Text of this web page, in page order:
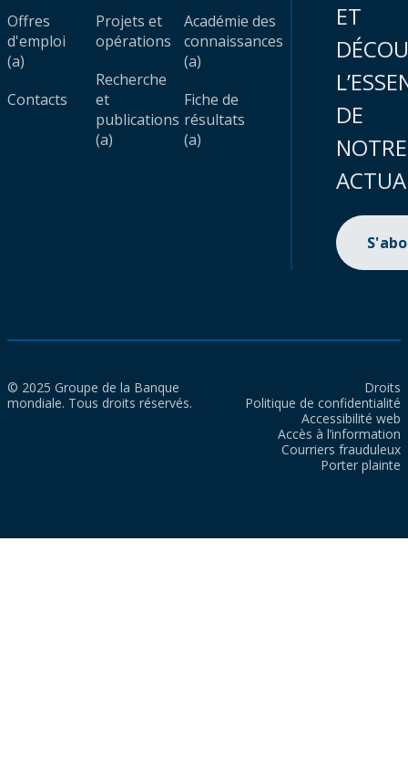
Offres
d'emploi
(a)
Contacts
Projets et
opérations
Recherche
et
publications
(a)
Académie des
connaissances
(a)
Fiche de
résultats
(a)
ET
DE
NOTRE
© 2025 Groupe de la Banque
mondiale. Tous droits réservés.
Droits
Politique de confidentialité
Accessibilité web
Accès à l’information
Courriers frauduleux
Porter plainte